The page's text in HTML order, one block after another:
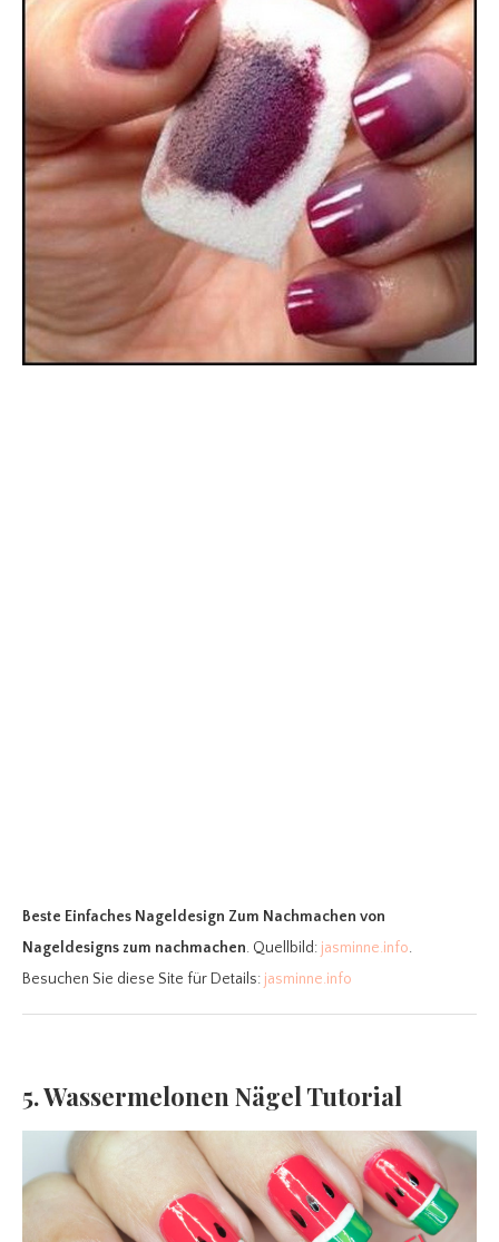
Beste Einfaches Nageldesign Zum Nachmachen von
Nageldesigns zum nachmachen. Quellbild: jasminne.info.
Besuchen Sie diese Site für Details: jasminne.info
5. Wassermelonen Nägel Tutorial